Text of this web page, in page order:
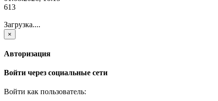
613
Загрузка....
×
Авторизация
Войти через социальные сети
Войти как пользователь: